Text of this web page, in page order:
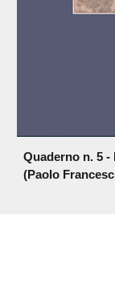
Quaderno n. 5 -
(Paolo